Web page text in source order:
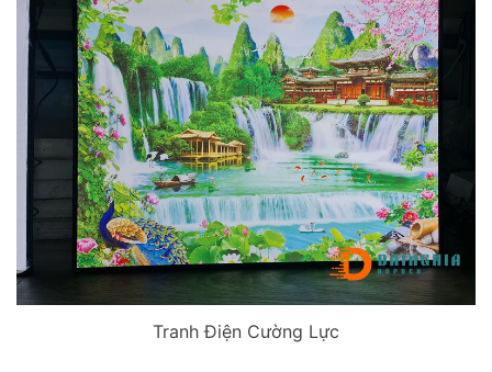
Tranh Điện Cường Lực